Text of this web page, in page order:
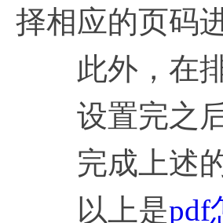
择相应的页码
此外，在排
设置完之后
完成上述的
以上是pdf